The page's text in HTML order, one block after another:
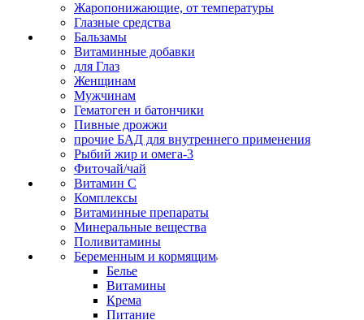
Жаропонижающие, от температуры
Глазные средства
Бальзамы
Витаминные добавки
для Глаз
Женщинам
Мужчинам
Гематоген и батончики
Пивные дрожжи
прочие БАД для внутреннего применения
Рыбий жир и омега-3
Фиточай/чай
Витамин С
Комплексы
Витаминные препараты
Минеральные вещества
Поливитамины
Беременным и кормящим
Белье
Витамины
Крема
Питание